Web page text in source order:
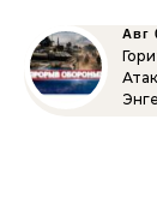
Авг